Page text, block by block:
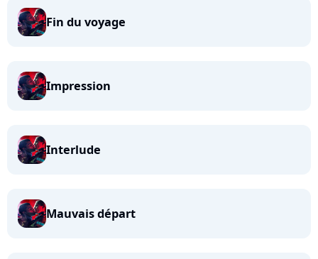
Fin du voyage
Impression
Interlude
Mauvais départ